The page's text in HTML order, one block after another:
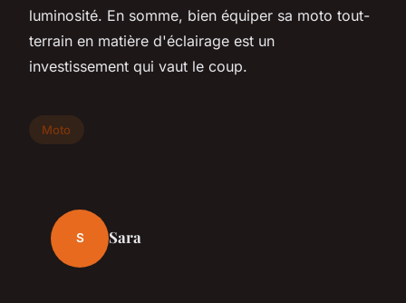
luminosité. En somme, bien équiper sa moto tout-
terrain en matière d'éclairage est un
investissement qui vaut le coup.
Moto
S Sara